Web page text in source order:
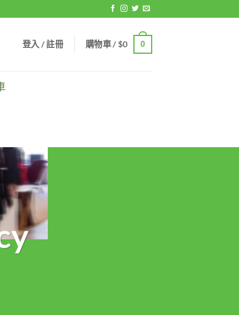
登入 / 註冊 購物車 /$0 0